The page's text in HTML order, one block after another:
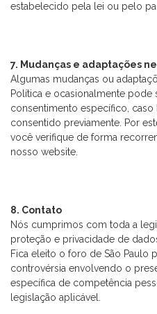
estabelecido pela lei ou pelo
7. Mudanças e adaptações
Algumas mudanças ou
Política e ocasionalmente
consentimento específico,
consentido previamente. Por
você verifique de forma
nosso website.
8. Contato
Nós cumprimos com toda a
proteção e privacidade de
Fica eleito o foro de São Paulo
controvérsia envolvendo o
específica de competência
legislação aplicável.